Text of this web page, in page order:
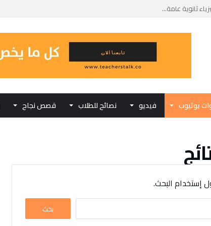
ثانوية عامة...
امتحانات الثانوية...
يوتيوب فيديو نصائح للطلاب قصص نجاح
إستخدام البحث.‬